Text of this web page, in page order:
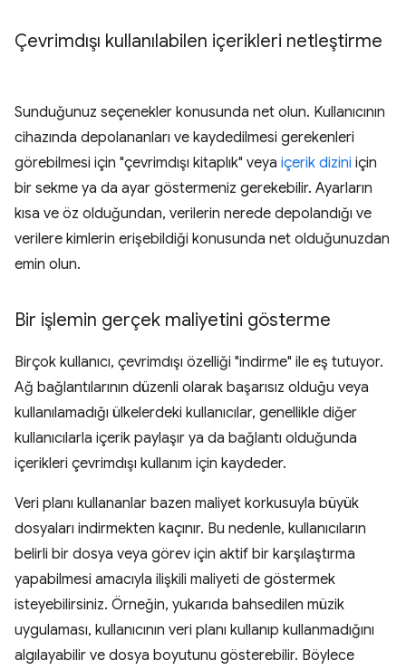
Çevrimdışı kullanılabilen içerikleri netleştirme
Sunduğunuz seçenekler konusunda net olun. Kullanıcının
cihazında depolananları ve kaydedilmesi gerekenleri
görebilmesi için "çevrimdışı kitaplık" veya içerik dizini için
bir sekme ya da ayar göstermeniz gerekebilir. Ayarların
kısa ve öz olduğundan, verilerin nerede depolandığı ve
verilere kimlerin erişebildiği konusunda net olduğunuzdan
emin olun.
Bir işlemin gerçek maliyetini gösterme
Birçok kullanıcı, çevrimdışı özelliği "indirme" ile eş tutuyor.
Ağ bağlantılarının düzenli olarak başarısız olduğu veya
kullanılamadığı ülkelerdeki kullanıcılar, genellikle diğer
kullanıcılarla içerik paylaşır ya da bağlantı olduğunda
içerikleri çevrimdışı kullanım için kaydeder.
Veri planı kullananlar bazen maliyet korkusuyla büyük
dosyaları indirmekten kaçınır. Bu nedenle, kullanıcıların
belirli bir dosya veya görev için aktif bir karşılaştırma
yapabilmesi amacıyla ilişkili maliyeti de göstermek
isteyebilirsiniz. Örneğin, yukarıda bahsedilen müzik
uygulaması, kullanıcının veri planı kullanıp kullanmadığını
algılayabilir ve dosya boyutunu gösterebilir. Böylece